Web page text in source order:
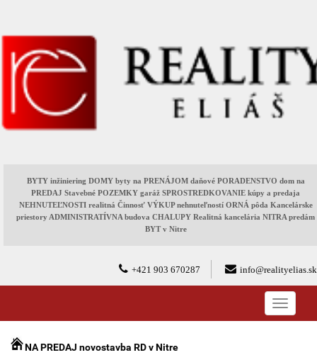
BYTY inžiniering DOMY byty na PRENÁJOM daňové PORADENSTVO dom na
PREDAJ Stavebné POZEMKY garáž SPROSTREDKOVANIE kúpy a predaja
NEHNUTEĽNOSTI realitná Činnosť VÝKUP nehnuteľností ORNÁ pôda Kancelárske
priestory ADMINISTRATÍVNA budova CHALUPY Realitná kancelária NITRA predám
BYT v Nitre
info@realityelias.sk
+421 903 670287
NA PREDAJ novostavba RD v Nitre